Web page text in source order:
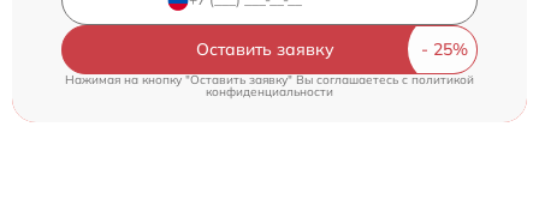
Оставить заявку
Нажимая на кнопку "Оставить заявку" Вы соглашаетесь cполитикой
конфиденциальности